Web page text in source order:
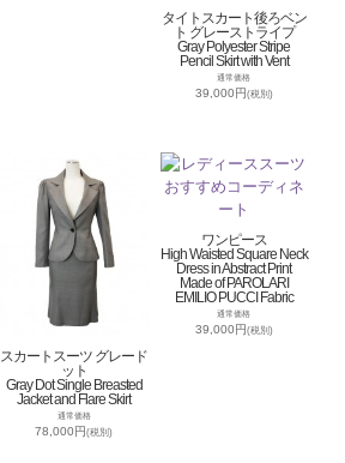
タイトスカート後ろベン
ト グレーストライプ
Gray Polyester Stripe
Pencil Skirt with Vent
通常価格
39,000円(税別)
スカートスーツ グレード
ット
Gray Dot Single Breasted
Jacket and Flare Skirt
通常価格
78,000円(税別)
ワンピース
High Waisted Square Neck
Dress in Abstract Print
Made of PAROLARI
EMILIO PUCCI Fabric
通常価格
39,000円(税別)